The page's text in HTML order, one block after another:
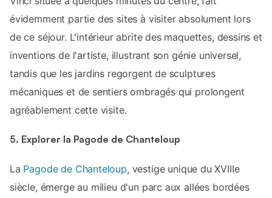
évidemment partie des sites à visiter absolument lors
de ce séjour. L'intérieur abrite des maquettes, dessins et
inventions de l'artiste, illustrant son génie universel,
tandis que les jardins regorgent de sculptures
mécaniques et de sentiers ombragés qui prolongent
agréablement cette visite.
5. Explorer la Pagode de Chanteloup
La Pagode de Chanteloup, vestige unique du XVIIIe
siècle, émerge au milieu d'un parc aux allées bordées